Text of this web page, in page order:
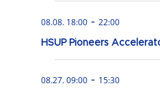
08.08. 18:00 - 22:00
HSUP Pioneers
08.27. 09:00 - 15:30